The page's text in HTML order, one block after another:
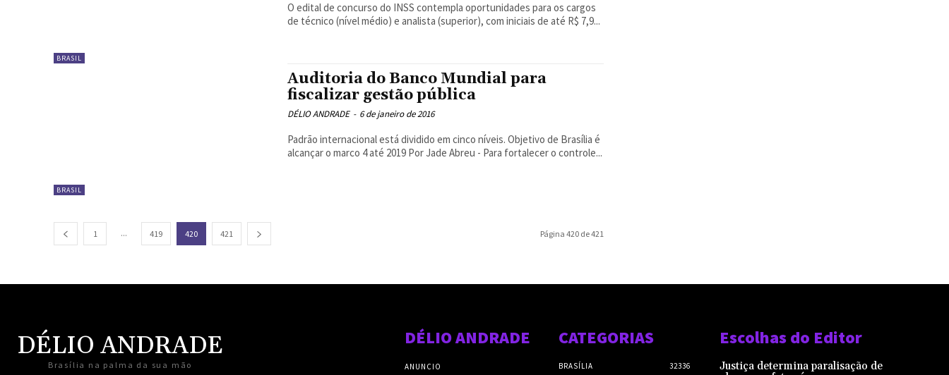
BRASIL
O edital de concurso do INSS contempla oportunidades para os cargos
de técnico (nível médio) e analista (superior), com iniciais de até R$ 7,9...
BRASIL
Auditoria do Banco Mundial para
fiscalizar gestão pública
DÉLIO ANDRADE - 6 de janeiro de 2016
Padrão internacional está dividido em cinco níveis. Objetivo de Brasília é
alcançar o marco 4 até 2019 Por Jade Abreu - Para fortalecer o controle...
1 ... 419 420 421 Página 420 de 421
DÉLIO ANDRADE
Brasília na palma da sua mão
DÉLIO ANDRADE
ANUNCIO
CATEGORIAS
BRASÍLIA 32336
Escolhas do Editor
Justiça determina paralisação de